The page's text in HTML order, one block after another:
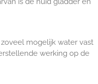
mogelijk water vast
werking op de